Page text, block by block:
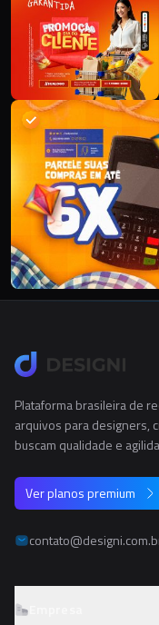
Plataforma brasileira de
arquivos para designers,
buscam qualidade e
Ver planos premium